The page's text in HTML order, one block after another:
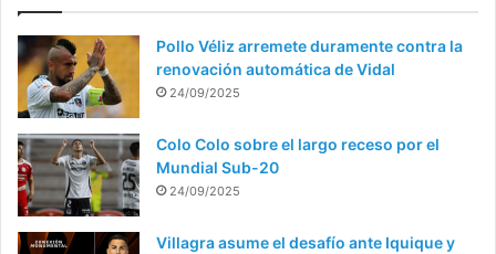
Pollo Véliz arremete duramente contra la
renovación automática de Vidal
24/09/2025
Colo Colo sobre el largo receso por el
Mundial Sub-20
24/09/2025
Villagra asume el desafío ante Iquique y